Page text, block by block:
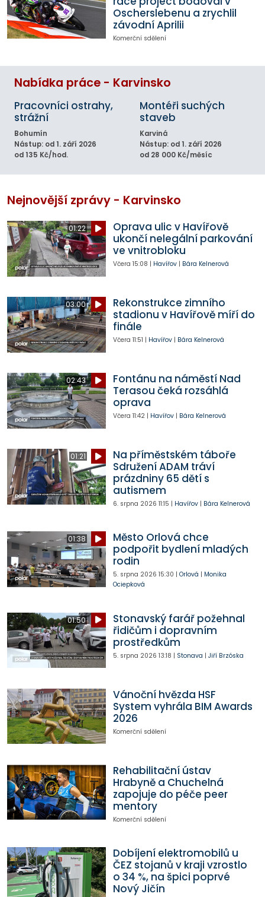
Oscherslebenu a zrychlil
závodní Aprilii
Komerční sdělení
Nabídka práce - Karvinsko
Pracovníci ostrahy,
strážní
Bohumín
Nástup: od 1. září 2026
od 135 Kč/hod.
Montéři suchých
staveb
Karviná
Nástup: od 1. září 2026
od 28 000 Kč/měsíc
Nejnovější zprávy - Karvinsko
01:22
Oprava ulic v Havířově
ukončí nelegální parkování
ve vnitrobloku
Včera 15:08 | Havířov| Bára Kelnerová
03:00
Rekonstrukce zimního
stadionu v Havířově míří do
finále
Včera 11:51 | Havířov| Bára Kelnerová
02:43
Fontánu na náměstí Nad
Terasou čeká rozsáhlá
oprava
Včera 11:42| Havířov| Bára Kelnerová
01:21
Na příměstském táboře
Sdružení ADAM tráví
prázdniny 65 dětí s
autismem
6. srpna 2026 11:15 | Havířov| Bára Kelnerová
01:38
Město Orlová chce
podpořit bydlení mladých
rodin
5. srpna 2026 15:30 | Orlová | Monika
Ociepková
01:50
Stonavský farář požehnal
řidičům i dopravním
prostředkům
5. srpna 2026 13:18 | Stonava | Jiří Brzóska
Vánoční hvězda HSF
System vyhrála BIM Awards
2026
Komerční sdělení
Rehabilitační ústav
Hrabyně a Chuchelná
zapojuje do péče peer
mentory
Komerční sdělení
Dobíjení elektromobilů u
ČEZ stojanů v kraji vzrostlo
o 34 %, na špici poprvé
Nový Jičín